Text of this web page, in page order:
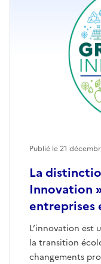
La
Innovation
entreprises
L’innovation est
la transition
changements
Publié le 21